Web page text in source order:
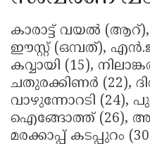
കാരാട്ട് വയൽ (ആറ്),
ഈസ്റ്റ് (ഒമ്പത്),
കവ്വായി (15),
ചതുരക്കിണർ (22),
വാഴുന്നോറടി (24),
ഐങ്ങോത്ത് (26),
മരക്കാപ്പ് കടപ്പുറം